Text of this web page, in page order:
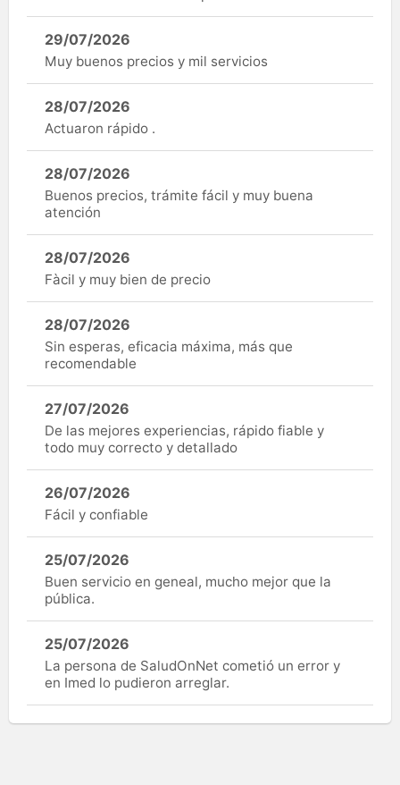
29/07/2026
Muy buenos precios y mil servicios
28/07/2026
Actuaron rápido .
28/07/2026
Buenos precios, trámite fácil y muy buena
atención
28/07/2026
Fàcil y muy bien de precio
28/07/2026
Sin esperas, eficacia máxima, más que
recomendable
27/07/2026
De las mejores experiencias, rápido fiable y
todo muy correcto y detallado
26/07/2026
Fácil y confiable
25/07/2026
Buen servicio en geneal, mucho mejor que la
pública.
25/07/2026
La persona de SaludOnNet cometió un error y
en Imed lo pudieron arreglar.